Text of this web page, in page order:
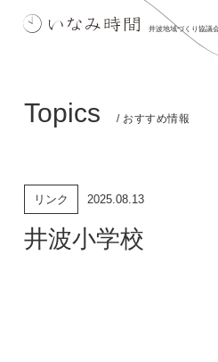
井波地域づくり協議
Topics / おすすめ情報
リンク 2025.08.13
井波小学校